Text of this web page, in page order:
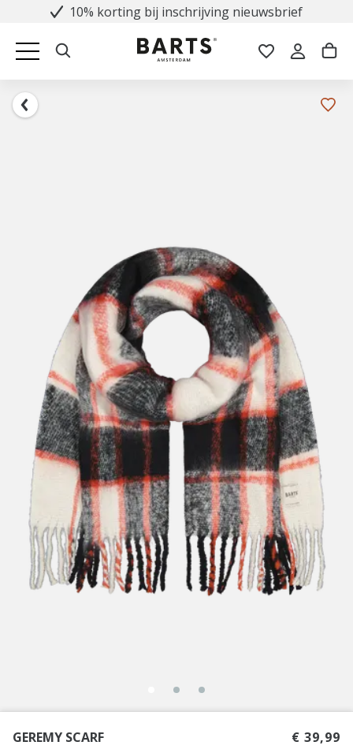
10% korting bij inschrijving nieuwsbrief
GEREMY SCARF
€ 39,99